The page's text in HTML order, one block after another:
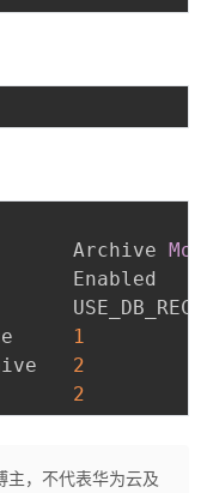
Archive
Enabled
1
2
2
主，不代表华为云及